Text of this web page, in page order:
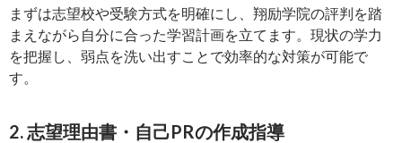
まずは志望校や受験方式を明確にし、翔励学院の評判を踏
まえながら自分に合った学習計画を立てます。現状の学力
を把握し、弱点を洗い出すことで効率的な対策が可能で
す。
2. 志望理由書・自己PRの作成指導